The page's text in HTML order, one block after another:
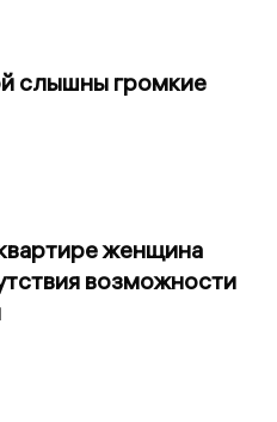
слышны громкие
женщина
возможности